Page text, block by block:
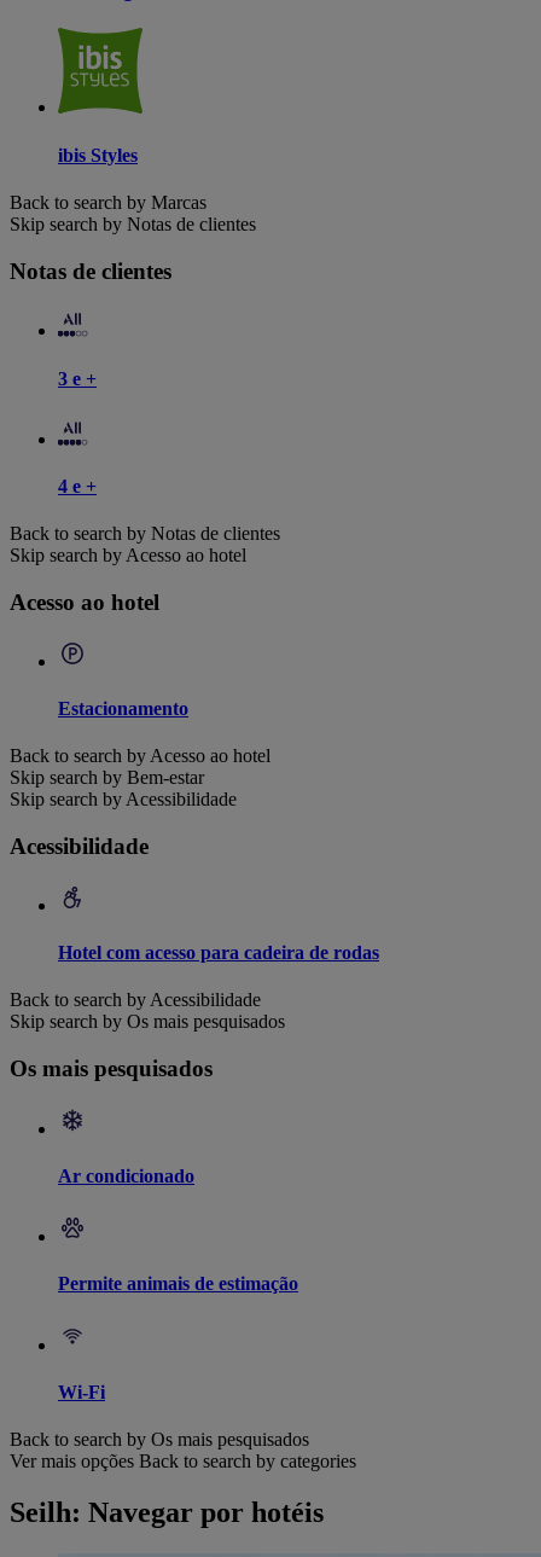
ibis Styles
Back to search by Marcas
Skip search by Notas de clientes
Notas de clientes
3 e +
4 e +
Back to search by Notas de clientes
Skip search by Acesso ao hotel
Acesso ao hotel
Estacionamento
Back to search by Acesso ao hotel
Skip search by Bem-estar
Skip search by Acessibilidade
Acessibilidade
Hotel com acesso para cadeira de rodas
Back to search by Acessibilidade
Skip search by Os mais pesquisados
Os mais pesquisados
Ar condicionado
Permite animais de estimação
Wi-Fi
Back to search by Os mais pesquisados
Ver mais opções Back to search by categories
Seilh: Navegar por hotéis